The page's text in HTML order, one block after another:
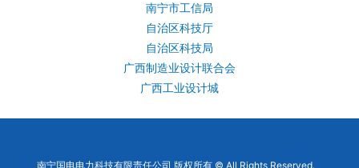
南宁市工信局
自治区科技厅
自治区科技局
广西制造业设计联合会
广西工业设计城
南宁国电电力科技有限责任公司 版权所有 © All Rights Reserved.